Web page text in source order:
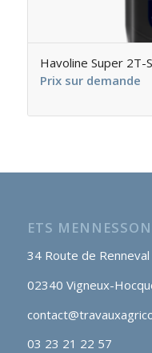
Havoline Super 2T-
Prix sur demande
ETS MENNESSON
34 Route de Renneval
02340 Vigneux-
03 23 21 22 57